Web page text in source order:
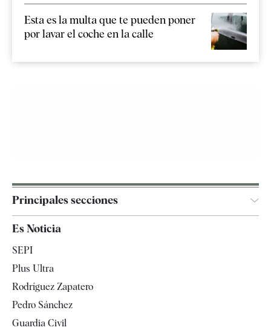
Esta es la multa que te pueden poner
por lavar el coche en la calle
Principales secciones
España
Televisión
Es Noticia
SEPI
Plus Ultra
Rodríguez Zapatero
Pedro Sánchez
Guardia Civil